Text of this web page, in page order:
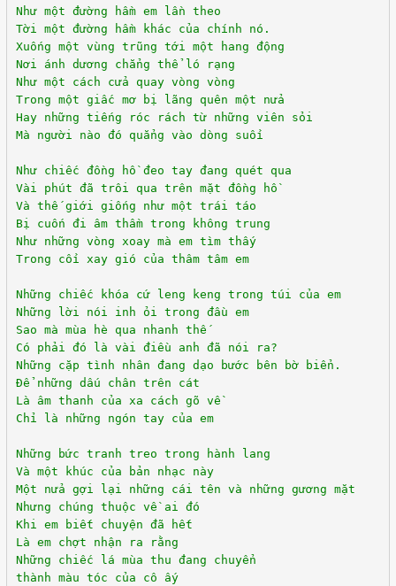
Như một đường hầm em lần theo
Tời một đường hầm khác của chính nó.
Xuống một vùng trũng tới một hang động
Nơi ánh dương chẳng thể ló rạng
Như một cách cửa quay vòng vòng
Trong một giấc mơ bị lãng quên một nửa
Hay những tiếng róc rách từ những viên sỏi
Mà người nào đó quẳng vào dòng suối
Như chiếc đồng hồ đeo tay đang quét qua
Vài phút đã trôi qua trên mặt đồng hồ
Và thế giới giống như một trái táo
Bị cuốn đi âm thầm trong không trung
Như những vòng xoay mà em tìm thấy
Trong cối xay gió của thâm tâm em
Những chiếc khóa cứ leng keng trong túi của em
Những lời nói inh ỏi trong đầu em
Sao mà mùa hè qua nhanh thế
Có phải đó là vài điều anh đã nói ra?
Những cặp tình nhân đang dạo bước bên bờ biển.
Để những dấu chân trên cát
Là âm thanh của xa cách gõ về
Chỉ là những ngón tay của em
Những bức tranh treo trong hành lang
Và một khúc của bản nhạc này
Một nửa gợi lại những cái tên và những gương mặt
Nhưng chúng thuộc về ai đó
Khi em biết chuyện đã hết
Là em chợt nhận ra rằng
Những chiếc lá mùa thu đang chuyển
thành màu tóc của cô ấy